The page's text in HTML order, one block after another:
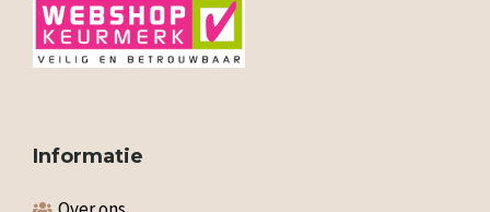
Informatie